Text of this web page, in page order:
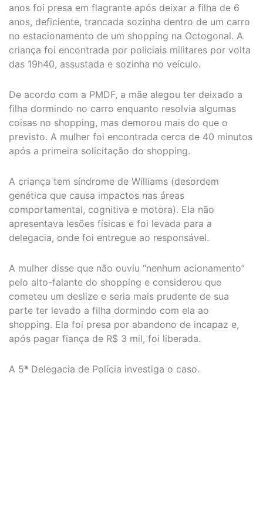
anos foi presa em flagrante após deixar a filha de 6
anos, deficiente, trancada sozinha dentro de um carro
no estacionamento de um shopping na Octogonal. A
criança foi encontrada por policiais militares por volta
das 19h40, assustada e sozinha no veículo.
De acordo com a PMDF, a mãe alegou ter deixado a
filha dormindo no carro enquanto resolvia algumas
coisas no shopping, mas demorou mais do que o
previsto. A mulher foi encontrada cerca de 40 minutos
após a primeira solicitação do shopping.
A criança tem síndrome de Williams (desordem
genética que causa impactos nas áreas
comportamental, cognitiva e motora). Ela não
apresentava lesões físicas e foi levada para a
delegacia, onde foi entregue ao responsável.
A mulher disse que não ouviu “nenhum acionamento”
pelo alto-falante do shopping e considerou que
cometeu um deslize e seria mais prudente de sua
parte ter levado a filha dormindo com ela ao
shopping. Ela foi presa por abandono de incapaz e,
após pagar fiança de R$ 3 mil, foi liberada.
A 5ª Delegacia de Polícia investiga o caso.